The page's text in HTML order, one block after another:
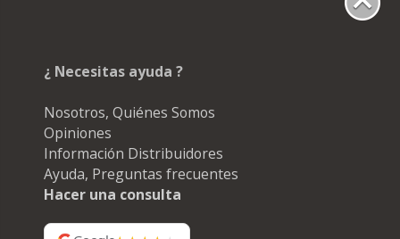
¿ Necesitas ayuda ?
Nosotros, Quiénes Somos
Opiniones
Información Distribuidores
Ayuda, Preguntas frecuentes
Hacer una consulta